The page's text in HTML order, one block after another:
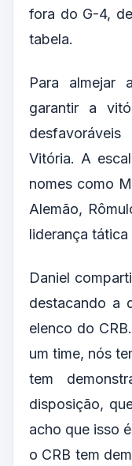
fora do G-4,
tabela.
Para almejar
garantir a
Vitória. A
nomes como
Alemão,
liderança tática
Daniel
destacando a
elenco do
um time, nós
tem
disposição,
acho que isso
o CRB tem